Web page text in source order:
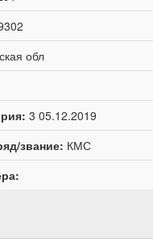
обл
3 05.12.2019
звание: КМС